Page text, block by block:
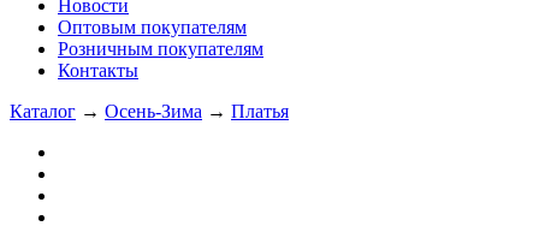
Новости
Оптовым покупателям
Розничным покупателям
Контакты
Каталог → Осень-Зима → Платья